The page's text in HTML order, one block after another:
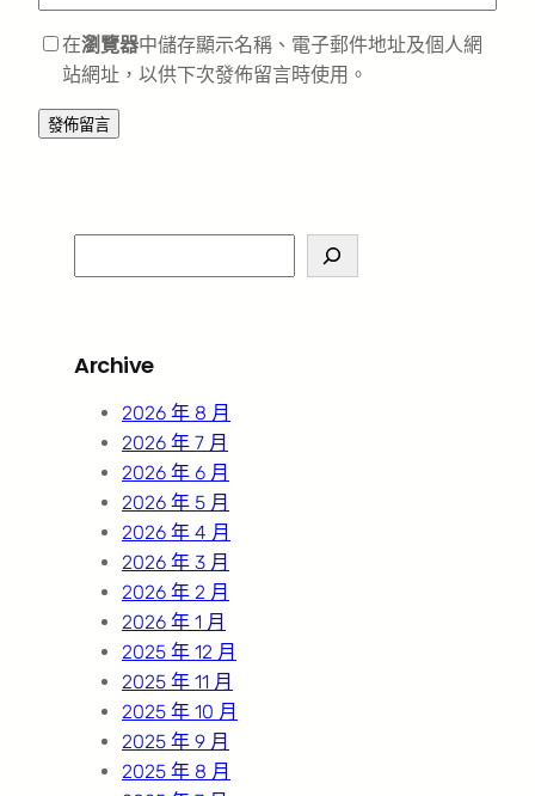
在瀏覽器中儲存顯示名稱、電子郵件地址及個人網
站網址，以供下次發佈留言時使用。
e
c
Archive
2026 年 8 月
2026 年 7 月
2026 年 6 月
2026 年 5 月
2026 年 4 月
2026 年 3 月
2026 年 2 月
2026 年 1 月
2025 年 12 月
2025 年 11 月
2025 年 10 月
2025 年 9 月
2025 年 8 月